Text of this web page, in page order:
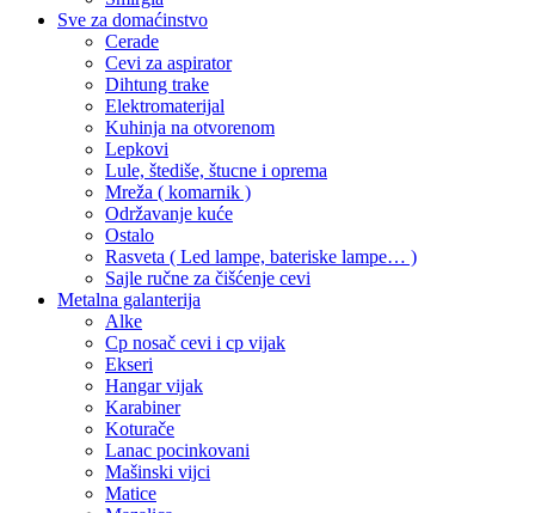
Sve za domaćinstvo
Cerade
Cevi za aspirator
Dihtung trake
Elektromaterijal
Kuhinja na otvorenom
Lepkovi
Lule, štediše, štucne i oprema
Mreža ( komarnik )
Održavanje kuće
Ostalo
Rasveta ( Led lampe, bateriske lampe… )
Sajle ručne za čišćenje cevi
Metalna galanterija
Alke
Cp nosač cevi i cp vijak
Ekseri
Hangar vijak
Karabiner
Koturače
Lanac pocinkovani
Mašinski vijci
Matice